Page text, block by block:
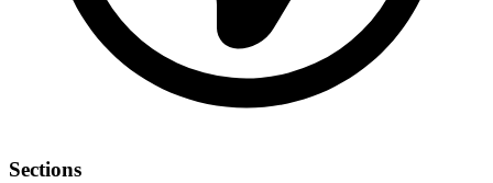
Sections